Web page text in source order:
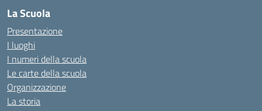
La Scuola
Presentazione
I luoghi
I numeri della scuola
Le carte della scuola
Organizzazione
La storia